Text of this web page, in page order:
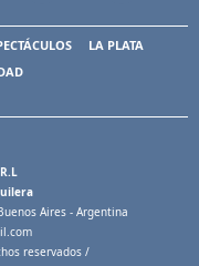
LA PLATA
Aires - Argentina
reservados /